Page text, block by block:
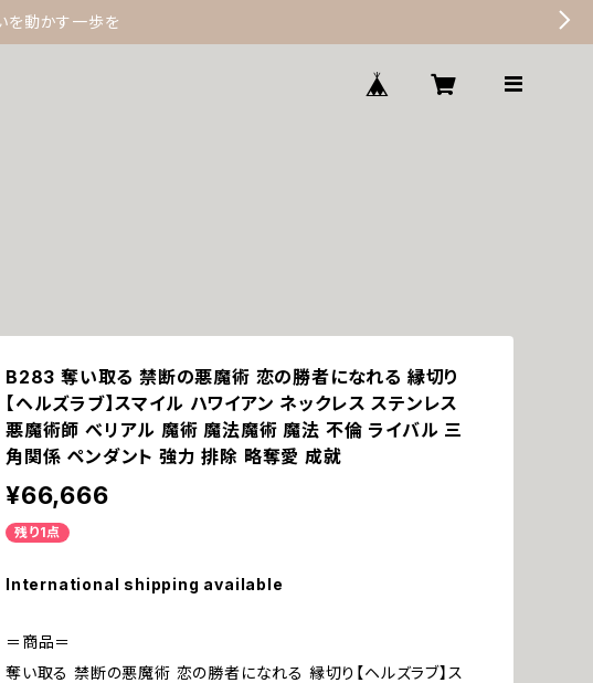
を動かす一歩を
B283 奪い取る 禁断の悪魔術 恋の勝者になれる 縁切り
【ヘルズラブ】スマイル ハワイアン ネックレス ステンレス
悪魔術師 べリアル 魔術 魔法魔術 魔法 不倫 ライバル 三
角関係 ペンダント 強力 排除 略奪愛 成就
¥66,666
残り1点
International shipping available
＝商品＝
奪い取る 禁断の悪魔術 恋の勝者になれる 縁切り【ヘルズラブ】ス